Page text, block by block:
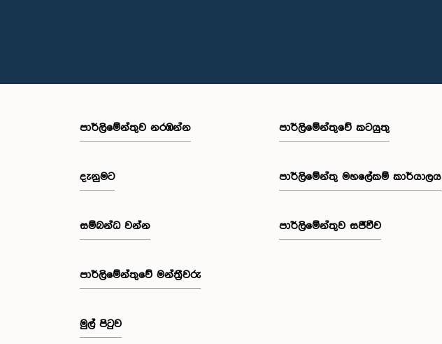
පාර්ලි‌මේන්තුව නරඹන්න
දැනුමට
සම්බන්ධ වන්න
පාර්ලි‌මේන්තුවේ මන්ත්‍රීවරු
මුල් පිටුව
පාර්ලිමේන්තුවේ කටයුතු
පාර්ලිමේන්තු මහලේකම් කාර්යාලය
පාර්ලිමේන්තුව සජීවීව